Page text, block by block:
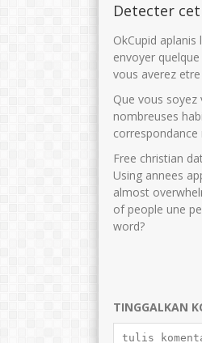
Detecter
OkCupid
envoyer
vous averez
Que vous soyez
nombreuses
Free christian
Using annees
almost
of people une
word?
TINGGALKAN
47688686556
PNS
Guru Kelas